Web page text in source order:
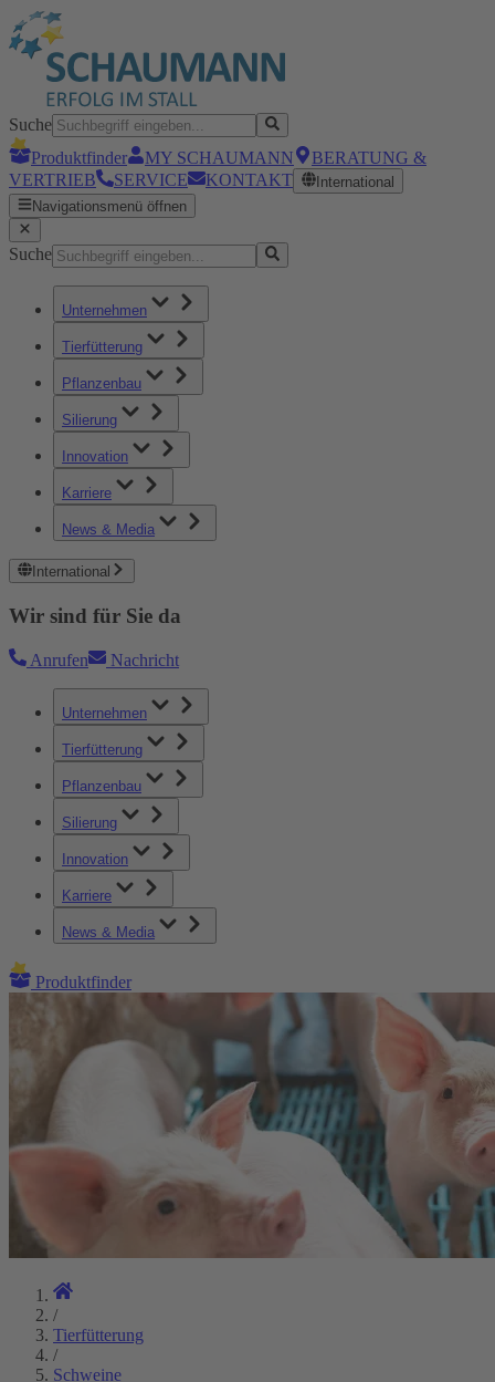
Suche
Produktfinder
MY SCHAUMANN
BERATUNG &
VERTRIEB
SERVICE KONTAKT
International
Navigationsmenü öffnen
Suche
Unternehmen
Tierfütterung
Pflanzenbau
Silierung
Innovation
Karriere
News & Media
International
Wir sind für Sie da
Anrufen Nachricht
Unternehmen
Tierfütterung
Pflanzenbau
Silierung
Innovation
Karriere
News & Media
Produktfinder
/
Tierfütterung
/
Schweine